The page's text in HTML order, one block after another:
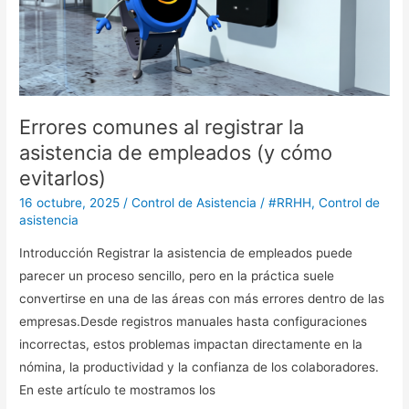
Errores comunes al registrar la
asistencia de empleados (y cómo
evitarlos)
16 octubre, 2025/Control de Asistencia /#RRHH,Control de
asistencia
Introducción Registrar la asistencia de empleados puede
parecer un proceso sencillo, pero en la práctica suele
convertirse en una de las áreas con más errores dentro de las
empresas.Desde registros manuales hasta configuraciones
incorrectas, estos problemas impactan directamente en la
nómina, la productividad y la confianza de los colaboradores.
En este artículo te mostramos los
asistencia
de
empleados
(y
evitarlos)